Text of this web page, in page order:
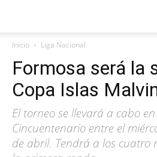
Inicio Liga Nacional
Formosa será la
Copa Islas
El torneo se llevará a cabo
Cincuentenario entre el
de abril. Tendrá a los cuatro